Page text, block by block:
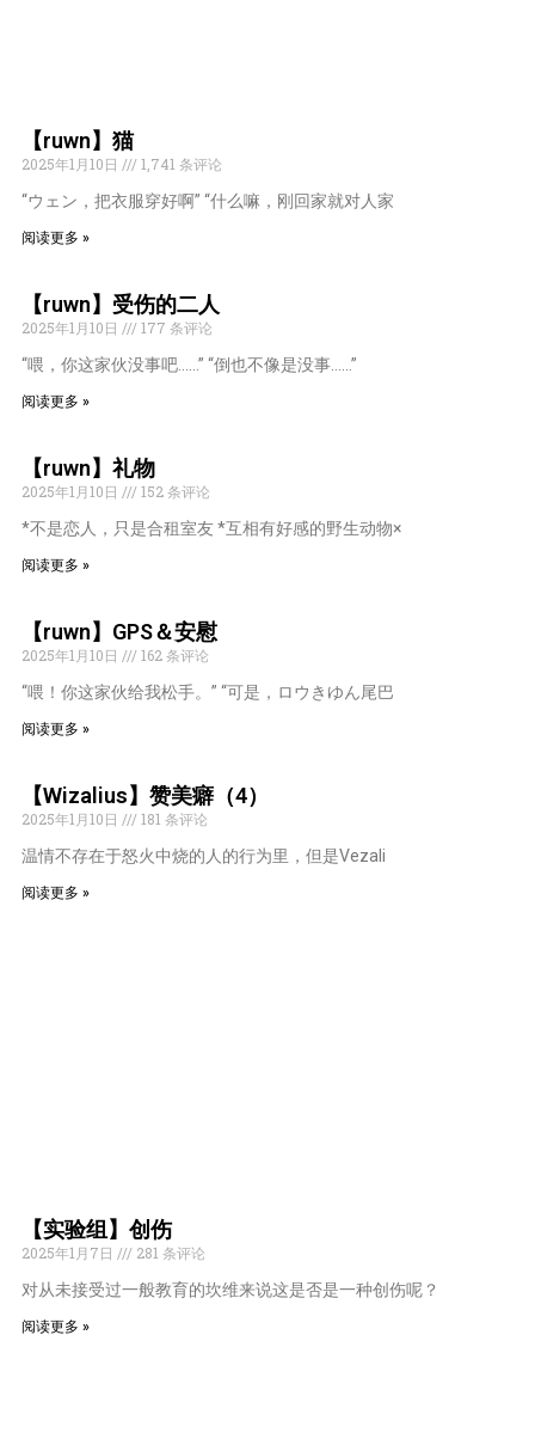
【ruwn】猫
2025年1月10日
1,741 条评论
“ウェン，把衣服穿好啊” “什么嘛，刚回家就对人家
阅读更多 »
【ruwn】受伤的二人
2025年1月10日
177 条评论
“喂，你这家伙没事吧……” “倒也不像是没事……”
阅读更多 »
【ruwn】礼物
2025年1月10日
152 条评论
*不是恋人，只是合租室友 *互相有好感的野生动物×
阅读更多 »
【ruwn】GPS＆安慰
2025年1月10日
162 条评论
“喂！你这家伙给我松手。” “可是，ロウきゆん尾巴
阅读更多 »
【Wizalius】赞美癖（4）
2025年1月10日
181 条评论
温情不存在于怒火中烧的人的行为里，但是Vezali
阅读更多 »
【实验组】创伤
2025年1月7日
281 条评论
对从未接受过一般教育的坎维来说这是否是一种创伤呢？
阅读更多 »